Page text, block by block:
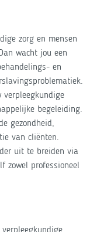
zorg en mensen
wacht jou een
en
begeleiding.
gezondheid,
van cliënten.
uit te breiden via
zowel professioneel